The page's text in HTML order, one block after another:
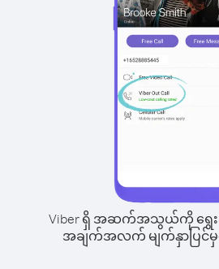
Viber ရှိ အဆက်အသွယ်ကို ရွေး
အချက်အလက် မျက်နှာပြင်မှန